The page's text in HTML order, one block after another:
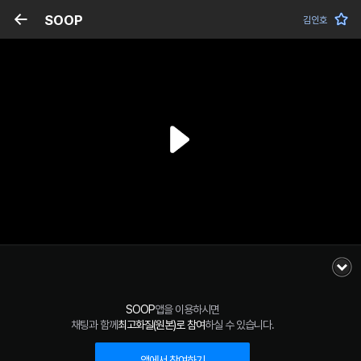
SOOP 김인호
SOOP앱을 이용하시면
채팅과 함께최고화질(원본)로 참여하실 수 있습니다.